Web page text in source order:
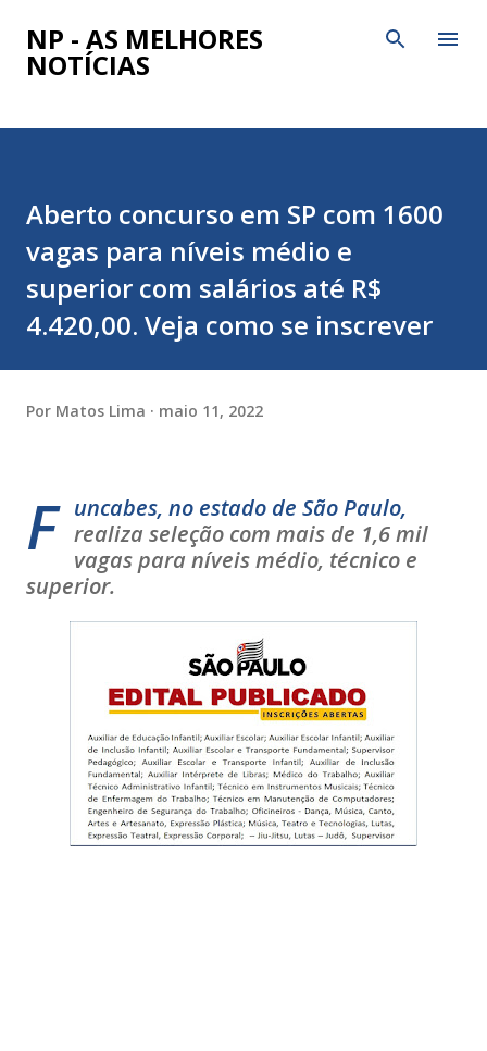
Pular para o conteúdo principal
NP - AS MELHORES
NOTÍCIAS
Aberto concurso em SP com 1600
vagas para níveis médio e
superior com salários até R$
4.420,00. Veja como se inscrever
Por Matos Lima maio 11, 2022
F
uncabes, no estado de São Paulo,
realiza seleção com mais de 1,6 mil
vagas para níveis médio, técnico e
superior.